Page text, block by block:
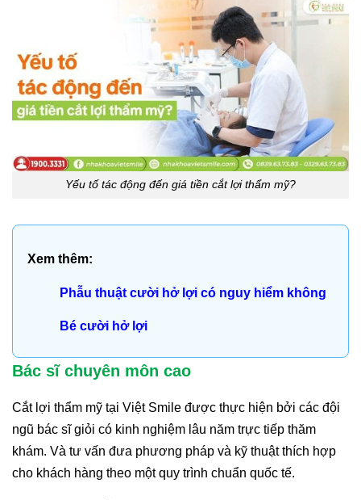
Yếu tố tác động đến giá tiền cắt lợi thẩm mỹ?
Xem thêm:
Phẫu thuật cười hở lợi có nguy hiểm không
Bé cười hở lợi
Bác sĩ chuyên môn cao
Cắt lợi thẩm mỹ tại Việt Smile được thực hiện bởi các đội
ngũ bác sĩ giỏi có kinh nghiệm lâu năm trực tiếp thăm
khám. Và tư vấn đưa phương pháp và kỹ thuật thích hợp
cho khách hàng theo một quy trình chuẩn quốc tế.